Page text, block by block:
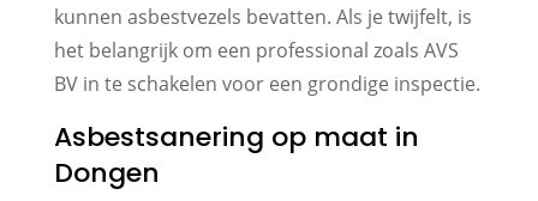
kunnen asbestvezels bevatten. Als je twijfelt, is
het belangrijk om een professional zoals AVS
BV in te schakelen voor een grondige inspectie.
Asbestsanering op maat in
Dongen